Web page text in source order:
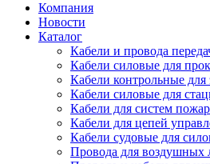
Компания
Новости
Каталог
Кабели и провода
Кабели силовые для
Кабели контрольные для
Кабели силовые для
Кабели для систем
Кабели для цепей
Кабели судовые для
Провода для воздушных